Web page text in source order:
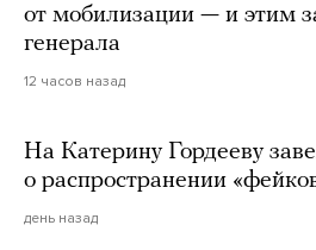
от мобилизации — и этим
генерала
12 часов назад
На Катерину Гордееву
о распространении
день назад